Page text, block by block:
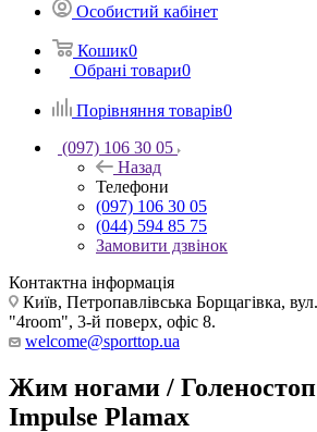
Особистий кабінет
Кошик0
Обрані товари0
Порівняння товарів0
(097) 106 30 05
Назад
Телефони
(097) 106 30 05
(044) 594 85 75
Замовити дзвінок
Контактна інформація
Київ, Петропавлівська Борщагівка,
"4room", 3-й поверх, офіс 8.
welcome@sporttop.ua
Жим ногами /
Impulse Plamax